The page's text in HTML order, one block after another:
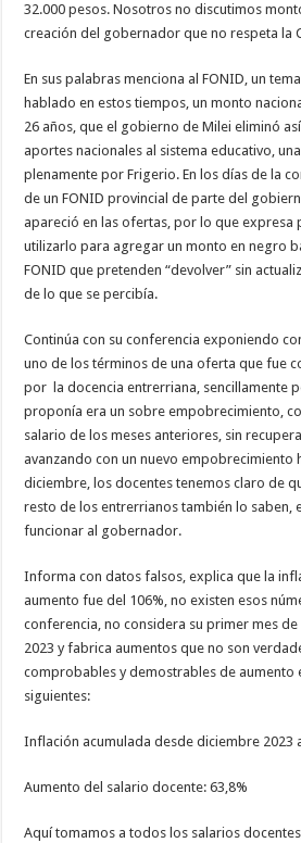
32.000 pesos. Nosotros no discutimos
creación del gobernador que no respeta la
En sus palabras menciona al FONID, un
hablado en estos tiempos, un monto
26 años, que el gobierno de Milei eliminó
aportes nacionales al sistema educativo,
plenamente por Frigerio. En los días de la
de un FONID provincial de parte del
apareció en las ofertas, por lo que expresa
utilizarlo para agregar un monto en negro
FONID que pretenden “devolver” sin
de lo que se percibía.
Continúa con su conferencia exponiendo
uno de los términos de una oferta que fue
por la docencia entrerriana, sencillamente
proponía era un sobre empobrecimiento,
salario de los meses anteriores, sin
avanzando con un nuevo empobrecimiento
diciembre, los docentes tenemos claro de
resto de los entrerrianos también lo saben,
funcionar al gobernador.
Informa con datos falsos, explica que la
aumento fue del 106%, no existen esos
conferencia, no considera su primer mes
2023 y fabrica aumentos que no son
comprobables y demostrables de aumento
siguientes:
Inflación acumulada desde diciembre 2023
Aumento del salario docente: 63,8%
Aquí tomamos a todos los salarios